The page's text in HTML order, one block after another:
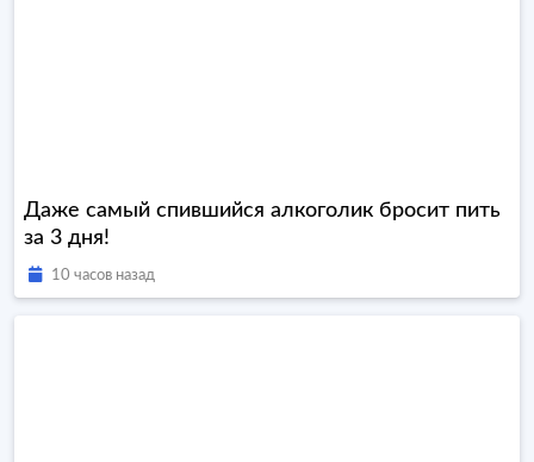
Даже самый спившийся алкоголик бросит пить
за 3 дня!
10 часов назад